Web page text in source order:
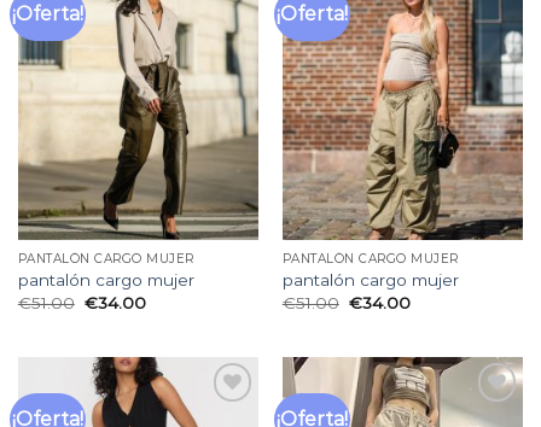
¡Oferta!
Añadir
a la
lista
deseos
PANTALÓN CARGO MUJER
pantalón cargo mujer
€51.00 €34.00
¡Oferta!
Añadir
a la
de
deseos
PANTALÓN CARGO MUJER
pantalón cargo mujer
€51.00 €34.00
¡Oferta! ¡Oferta!
Añadir